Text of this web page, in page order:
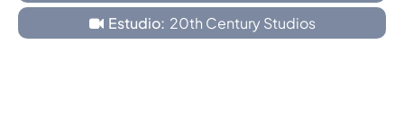
Estudio: 20th Century Studios